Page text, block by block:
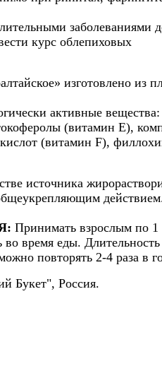
заболеваниями
курс облепиховых
изготовлено из
активные вещества:
(витамин Е),
(витамин F),
источника
Принимать взрослым по 1
во время еды. Длительность
повторять 2-4 раза в
Букет", Россия.